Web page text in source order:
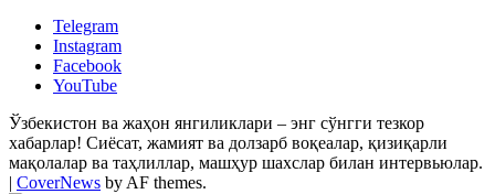
Telegram
Instagram
Facebook
YouTube
Ўзбекистон ва жаҳон янгиликлари – энг сўнгги тезкор
хабарлар! Сиёсат, жамият ва долзарб воқеалар, қизиқарли
мақолалар ва таҳлиллар, машҳур шахслар билан интервьюлар.
| CoverNews by AF themes.